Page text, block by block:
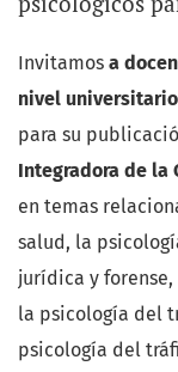
Invitamos a
nivel
para su
Integradora de la
en temas
salud, la
jurídica y
la psicología del
psicología del